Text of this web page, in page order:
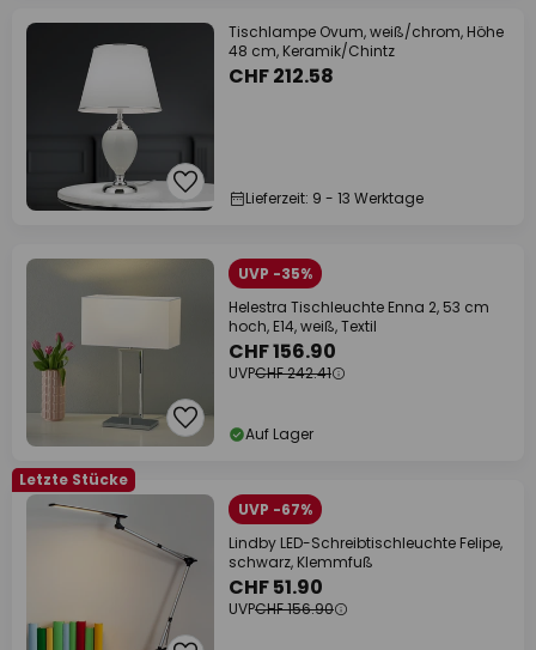
Tischlampe Ovum, weiß/chrom, Höhe
48 cm, Keramik/Chintz
CHF 212.58
Lieferzeit: 9 - 13 Werktage
UVP -35%
Helestra Tischleuchte Enna 2, 53 cm
hoch, E14, weiß, Textil
CHF 156.90
UVPCHF 242.41
Auf Lager
Letzte Stücke
UVP -67%
Lindby LED-Schreibtischleuchte Felipe,
schwarz, Klemmfuß
CHF 51.90
UVPCHF 156.90